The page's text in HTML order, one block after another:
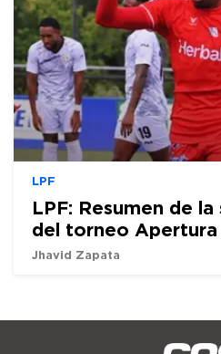
LPF
LPF: Resumen de
del torneo Apertura
Jhavid Zapata